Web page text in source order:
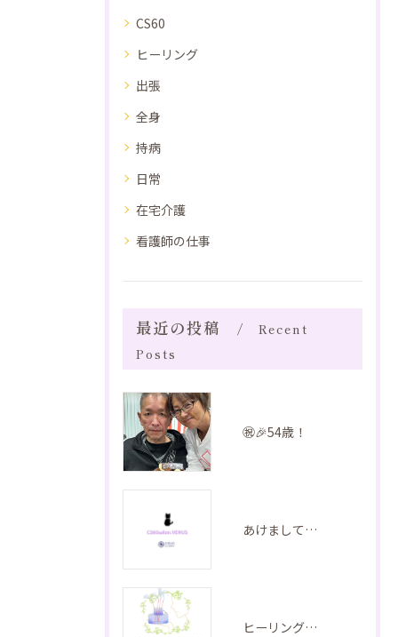
CS60
ヒーリング
出張
全身
持病
日常
在宅介護
看護師の仕事
最近の投稿
Recent
Posts
㊗️🎉54歳！
あけましておめでとうございます
ヒーリングのご紹介 音叉ヒーリング